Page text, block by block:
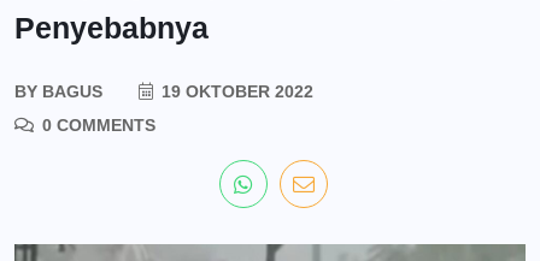
Penyebabnya
BY BAGUS
19 OKTOBER 2022
0 COMMENTS